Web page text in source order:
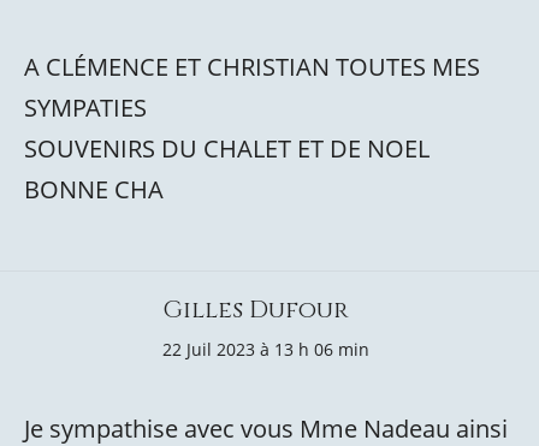
A CLÉMENCE ET CHRISTIAN TOUTES MES
SYMPATIES
SOUVENIRS DU CHALET ET DE NOEL
BONNE CHA
Gilles Dufour
22 Juil 2023 à 13 h 06 min
Je sympathise avec vous Mme Nadeau ainsi